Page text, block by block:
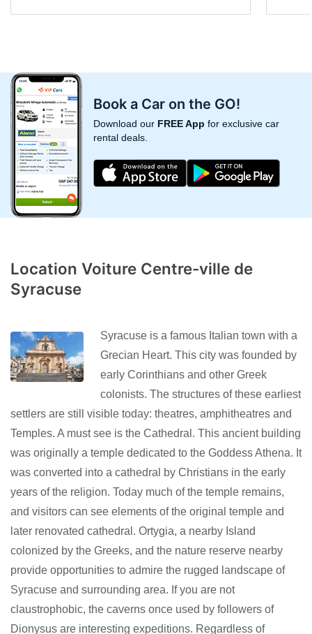
Book a Car on the GO!
Download our FREE App for exclusive car
rental deals.
Location Voiture Centre-ville de
Syracuse
Syracuse is a famous Italian town with a
Grecian Heart. This city was founded by
early Corinthians and other Greek
colonists. The structures of these earliest
settlers are still visible today: theatres, amphitheatres and
Temples. A must see is the Cathedral. This ancient building
was originally a temple dedicated to the Goddess Athena. It
was converted into a cathedral by Christians in the early
years of the religion. Today much of the temple remains,
and visitors can see elements of the original temple and
later renovated cathedral. Ortygia, a nearby Island
colonized by the Greeks, and the nature reserve nearby
provide opportunities to admire the rugged landscape of
Syracuse and surrounding area. If you are not
claustrophobic, the caverns once used by followers of
Dionysus are interesting expeditions. Regardless of